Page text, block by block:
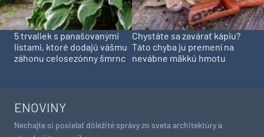
5 trvaliek s panašovanými
listami, ktoré dodajú vášmu
záhonu celosezónny šmrnc
Chystáte sa zavárať kápiu?
Táto chyba ju premení na
nevábne mäkkú hmotu
ENOVINY
Nechajte si posielať dôležité správy zo sveta architektúry a